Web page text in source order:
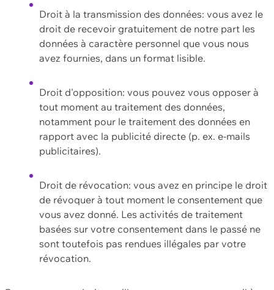
Droit à la transmission des données: vous avez le
droit de recevoir gratuitement de notre part les
données à caractère personnel que vous nous
avez fournies, dans un format lisible.
Droit d'opposition: vous pouvez vous opposer à
tout moment au traitement des données,
notamment pour le traitement des données en
rapport avec la publicité directe (p. ex. e-mails
publicitaires).
Droit de révocation: vous avez en principe le droit
de révoquer à tout moment le consentement que
vous avez donné. Les activités de traitement
basées sur votre consentement dans le passé ne
sont toutefois pas rendues illégales par votre
révocation.